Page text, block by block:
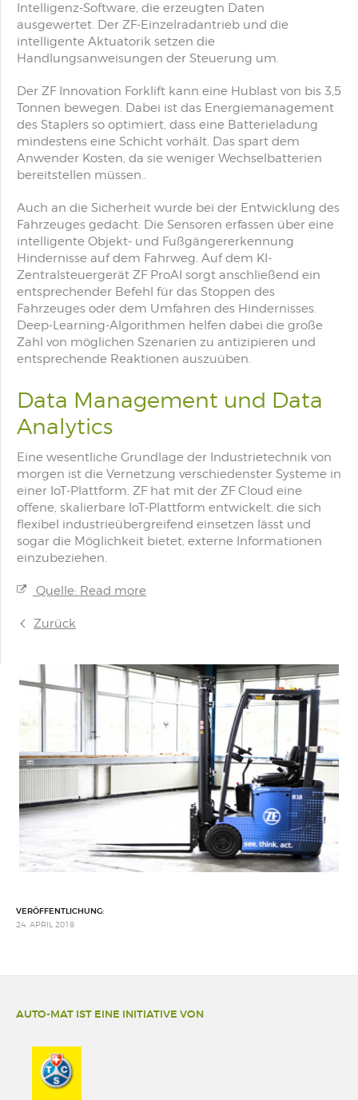
Intelligenz-Software, die erzeugten Daten
ausgewertet. Der ZF-Einzelradantrieb und die
intelligente Aktuatorik setzen die
Handlungsanweisungen der Steuerung um.
Der ZF Innovation Forklift kann eine Hublast von bis 3,5
Tonnen bewegen. Dabei ist das Energiemanagement
des Staplers so optimiert, dass eine Batterieladung
mindestens eine Schicht vorhält. Das spart dem
Anwender Kosten, da sie weniger Wechselbatterien
bereitstellen müssen..
Auch an die Sicherheit wurde bei der Entwicklung des
Fahrzeuges gedacht: Die Sensoren erfassen über eine
intelligente Objekt- und Fußgängererkennung
Hindernisse auf dem Fahrweg. Auf dem KI-
Zentralsteuergerät ZF ProAI sorgt anschließend ein
entsprechender Befehl für das Stoppen des
Fahrzeuges oder dem Umfahren des Hindernisses.
Deep-Learning-Algorithmen helfen dabei die große
Zahl von möglichen Szenarien zu antizipieren und
entsprechende Reaktionen auszuüben.
Data Management und Data
Analytics
Eine wesentliche Grundlage der Industrietechnik von
morgen ist die Vernetzung verschiedenster Systeme in
einer IoT-Plattform. ZF hat mit der ZF Cloud eine
offene, skalierbare IoT-Plattform entwickelt, die sich
flexibel industrieübergreifend einsetzen lässt und
sogar die Möglichkeit bietet, externe Informationen
einzubeziehen.
Quelle: Read more
Zurück
VERÖFFENTLICHUNG:
24. APRIL 2018
AUTO-MAT IST EINE INITIATIVE VON